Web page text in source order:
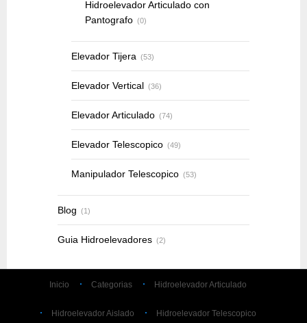
Hidroelevador Articulado con
Pantografo (0)
Elevador Tijera (53)
Elevador Vertical (36)
Elevador Articulado (74)
Elevador Telescopico (49)
Manipulador Telescopico (53)
Blog (1)
Guia Hidroelevadores (2)
Inicio Categorias Hidroelevador Articulado
Hidroelevador Aislado Hidroelevador Telescopico